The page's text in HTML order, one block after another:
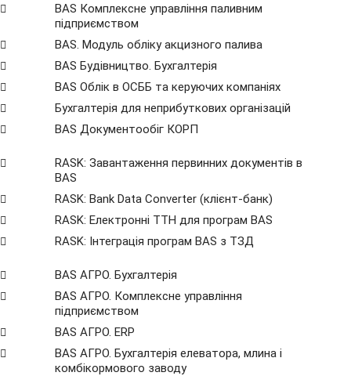
BAS Комплексне управління паливним
підприємством
BAS. Модуль обліку акцизного палива
BAS Будівництво. Бухгалтерія
BAS Облік в ОСББ та керуючих компаніях
Бухгалтерія для неприбуткових організацій
BAS Документообіг КОРП
RASK: Завантаження первинних документів в
BAS
RASK: Bank Data Сonverter (клієнт-банк)
RASK: Електронні ТТН для програм BAS
RASK: Інтеграція програм BAS з ТЗД
BAS АГРО. Бухгалтерія
BAS АГРО. Комплексне управління
підприємством
BAS АГРО. ERP
BAS АГРО. Бухгалтерія елеватора, млина і
комбікормового заводу